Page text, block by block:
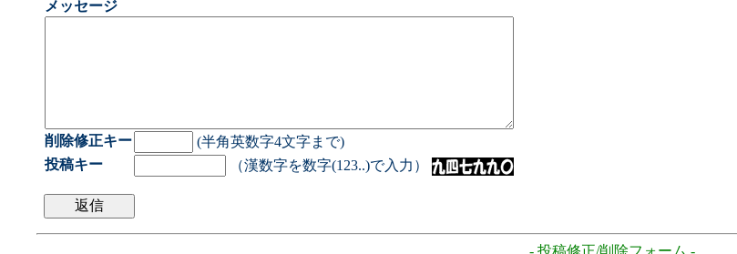
メッセージ
削除修正キー
(半角英数字4文字まで)
投稿キー
（漢数字を数字(123..)で入力）
- 投稿修正/削除フォーム -